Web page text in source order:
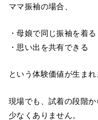
ママ振袖の場合、
・母娘で同じ振袖を着る
・思い出を共有できる
という体験価値が生まれ
現場でも、試着の段階
少なくありません。